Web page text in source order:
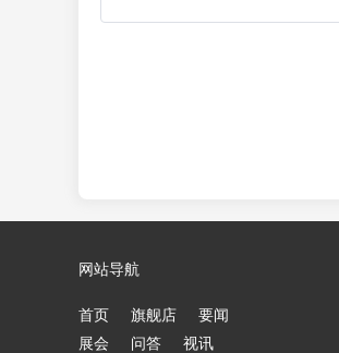
网站导航
首页 旗舰店
要闻
展会
问答
视讯